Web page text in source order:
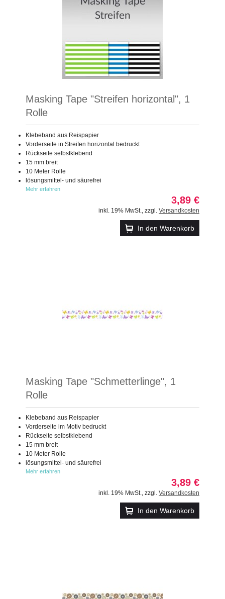
Masking Tape "Streifen horizontal", 1
Rolle
Klebeband aus Reispapier
Vorderseite in Streifen horizontal bedruckt
Rückseite selbstklebend
15 mm breit
10 Meter Rolle
lösungsmittel- und säurefrei
Mehr erfahren
3,89 €
inkl. 19% MwSt. zzgl. Versandkosten
In den Warenkorb
Masking Tape "Schmetterlinge", 1
Rolle
Klebeband aus Reispapier
Vorderseite im Motiv bedruckt
Rückseite selbstklebend
15 mm breit
10 Meter Rolle
lösungsmittel- und säurefrei
Mehr erfahren
3,89 €
inkl. 19% MwSt. zzgl. Versandkosten
In den Warenkorb